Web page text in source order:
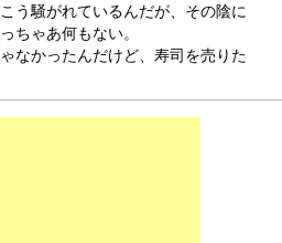
う騒がれているんだが、その陰に
ちゃあ何もない。
なかったんだけど、寿司を売りた